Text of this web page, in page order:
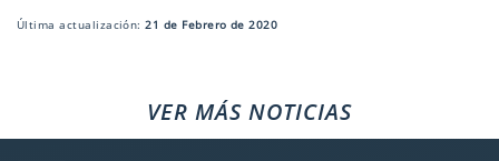
Última actualización:21 de Febrero de 2020
VER MÁS NOTICIAS